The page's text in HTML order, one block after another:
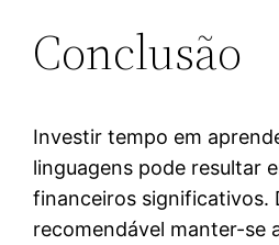
Conclusão
Investir tempo em
linguagens pode resultar
financeiros significativos.
recomendável manter-se